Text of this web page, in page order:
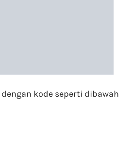
kode seperti dibawah